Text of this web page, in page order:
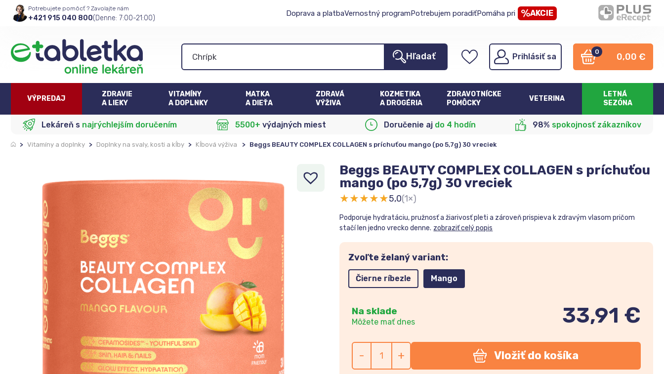
Potrebujete pomôcť ? Zavolajte nám
+421 915 040 800(Denne: 7:00-21:00)
Doprava a platbaVernostný programPotrebujem poradiťPomáha pri AKCIE
Hľadať Prihlásiť sa
0 0,00 €
VÝPREDAJ
ZDRAVIE
A LIEKY
VITAMÍNY
A DOPLNKY
MATKA
A DIEŤA
ZDRAVÁ
VÝŽIVA
KOZMETIKA
A DROGÉRIA
ZDRAVOTNÍCKE
POMÔCKY
VETERINA
LETNÁ
SEZÓNA
Lekáreň s najrýchlejším doručením 5500+ výdajných miest Doručenie aj do 4 hodín 98% spokojnosť zákazníkov
> Vitamíny a doplnky > Doplnky na svaly, kosti a kĺby > Kĺbová výživa > Beggs BEAUTY COMPLEX COLLAGEN s príchuťou mango (po 5,7g) 30 vreciek
Beggs BEAUTY COMPLEX COLLAGEN s príchuťou
mango (po 5,7g) 30 vreciek
★★★★★5,0(1×)
Podporuje hydratáciu, pružnosť a žiarivosť pleti a zároveň prispieva k zdravým vlasom pričom
stačí len jedno vrecko denne. zobraziť celý popis
Zvoľte želaný variant:
Čierne ríbezle Mango
Na sklade
Môžete mať dnes 33,91 €
- + Vložiť do košíka